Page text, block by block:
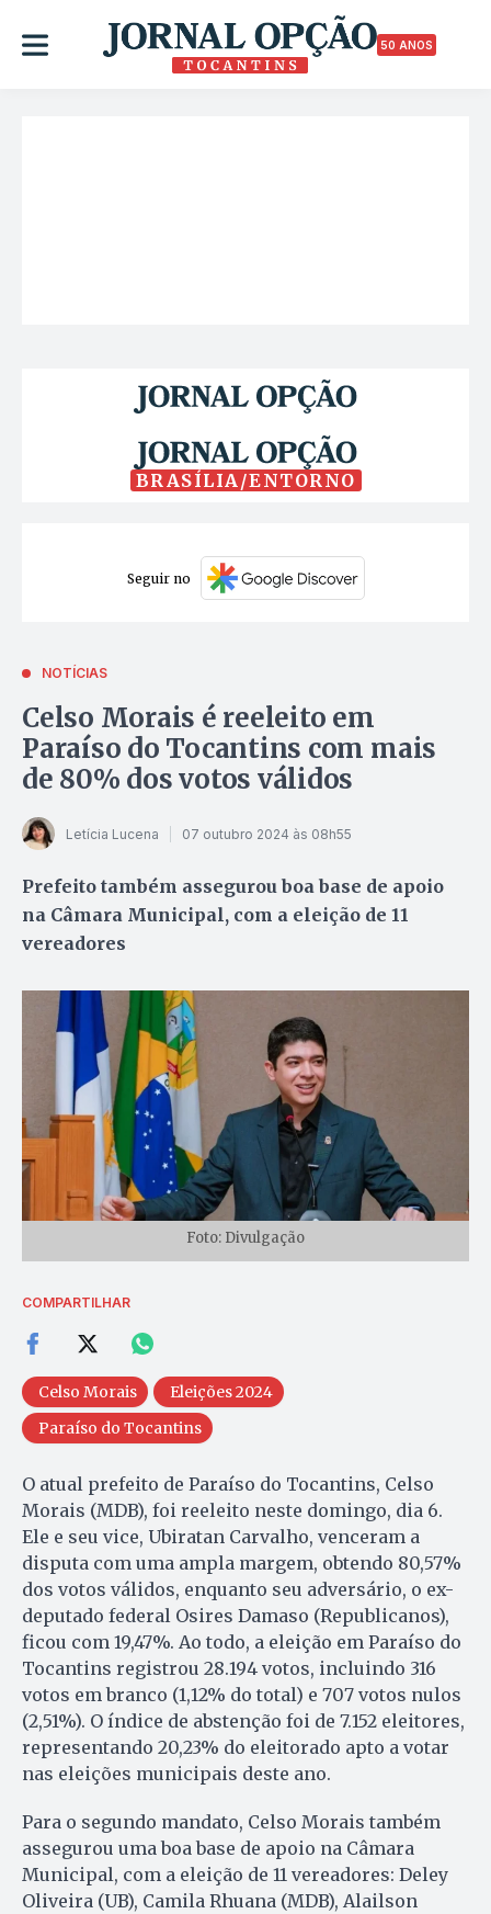
50 ANOS
BRASÍLIA/ENTORNO
Seguir no
NOTÍCIAS
Celso Morais é reeleito em
Paraíso do Tocantins com mais
de 80% dos votos válidos
Letícia Lucena 07 outubro 2024 às 08h55
Prefeito também assegurou boa base de apoio
na Câmara Municipal, com a eleição de 11
vereadores
Foto: Divulgação
COMPARTILHAR
Celso Morais
Eleições 2024
Paraíso do Tocantins
O atual prefeito de Paraíso do Tocantins, Celso
Morais (MDB), foi reeleito neste domingo, dia 6.
Ele e seu vice, Ubiratan Carvalho, venceram a
disputa com uma ampla margem, obtendo 80,57%
dos votos válidos, enquanto seu adversário, o ex-
deputado federal Osires Damaso (Republicanos),
ficou com 19,47%. Ao todo, a eleição em Paraíso do
Tocantins registrou 28.194 votos, incluindo 316
votos em branco (1,12% do total) e 707 votos nulos
(2,51%). O índice de abstenção foi de 7.152 eleitores,
representando 20,23% do eleitorado apto a votar
nas eleições municipais deste ano.
Para o segundo mandato, Celso Morais também
assegurou uma boa base de apoio na Câmara
Municipal, com a eleição de 11 vereadores: Deley
Oliveira (UB), Camila Rhuana (MDB), Alailson